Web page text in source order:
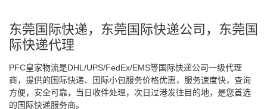
东莞国际快递，东莞国际快递公司，东莞国
际快递代理
PFC皇家物流是DHL/UPS/FedEx/EMS等国际快递公司一级代理
商，提供的国际快递、国际小包服务价格优惠，服务速度快，查询
方便，安全可靠，当日收件处理，次日过港发往目的地，是您首选
的国际快递服务商。